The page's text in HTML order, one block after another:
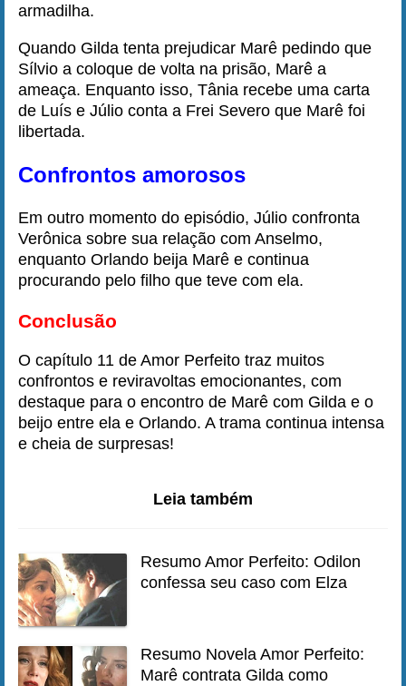
armadilha.
Quando Gilda tenta prejudicar Marê pedindo que
Sílvio a coloque de volta na prisão, Marê a
ameaça. Enquanto isso, Tânia recebe uma carta
de Luís e Júlio conta a Frei Severo que Marê foi
libertada.
Confrontos amorosos
Em outro momento do episódio, Júlio confronta
Verônica sobre sua relação com Anselmo,
enquanto Orlando beija Marê e continua
procurando pelo filho que teve com ela.
Conclusão
O capítulo 11 de Amor Perfeito traz muitos
confrontos e reviravoltas emocionantes, com
destaque para o encontro de Marê com Gilda e o
beijo entre ela e Orlando. A trama continua intensa
e cheia de surpresas!
Leia também
Resumo Amor Perfeito: Odilon
confessa seu caso com Elza
Resumo Novela Amor Perfeito:
Marê contrata Gilda como